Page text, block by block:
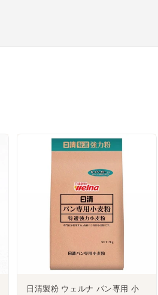
日清製粉 ウェルナ パン専用 小